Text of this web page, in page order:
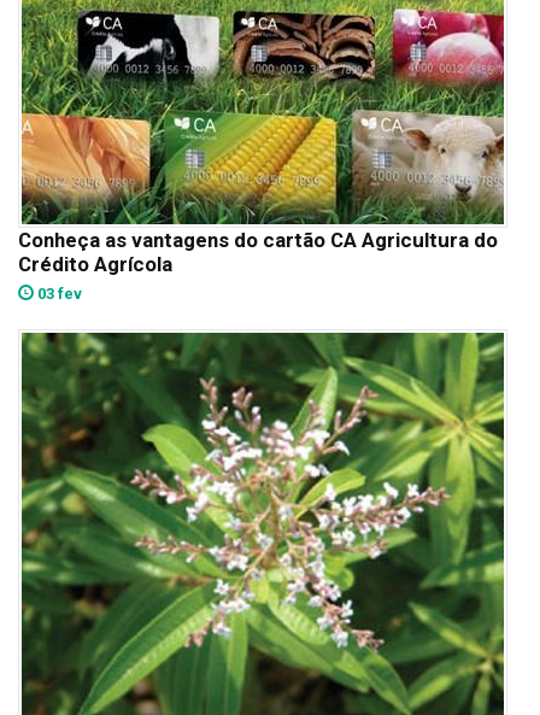
Conheça as vantagens do cartão CA Agricultura do
Crédito Agrícola
03 fev